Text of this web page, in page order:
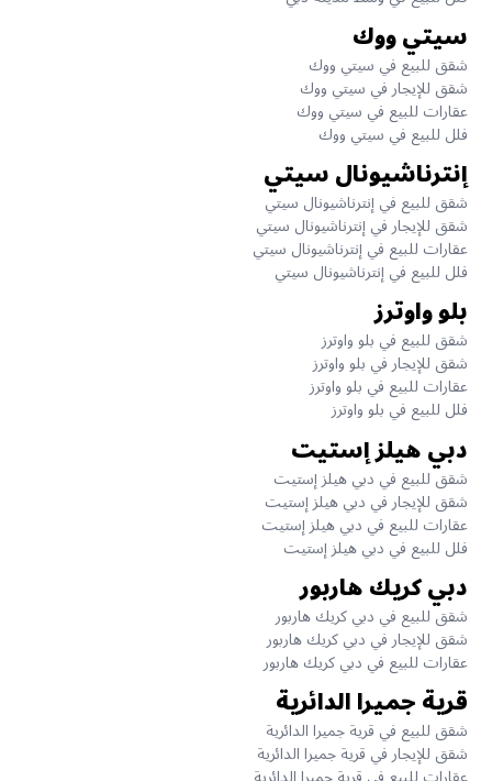
سيتي ووك
شقق للبيع في سيتي ووك
شقق للإيجار في سيتي ووك
عقارات للبيع في سيتي ووك
فلل للبيع في سيتي ووك
إنترناشيونال سيتي
شقق للبيع في إنترناشيونال سيتي
شقق للإيجار في إنترناشيونال سيتي
عقارات للبيع في إنترناشيونال سيتي
فلل للبيع في إنترناشيونال سيتي
بلو واوترز
شقق للبيع في بلو واوترز
شقق للإيجار في بلو واوترز
عقارات للبيع في بلو واوترز
فلل للبيع في بلو واوترز
دبي هيلز إستيت
شقق للبيع في دبي هيلز إستيت
شقق للإيجار في دبي هيلز إستيت
عقارات للبيع في دبي هيلز إستيت
فلل للبيع في دبي هيلز إستيت
دبي كريك هاربور
شقق للبيع في دبي كريك هاربور
شقق للإيجار في دبي كريك هاربور
عقارات للبيع في دبي كريك هاربور
قرية جميرا الدائرية
شقق للبيع في قرية جميرا الدائرية
شقق للإيجار في قرية جميرا الدائرية